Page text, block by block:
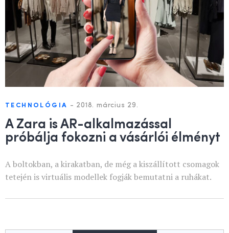
TECHNOLÓGIA - 2018. március 29.
A Zara is AR-alkalmazással
próbálja fokozni a vásárlói élményt
A boltokban, a kirakatban, de még a kiszállított csomagok
tetején is virtuális modellek fogják bemutatni a ruhákat.